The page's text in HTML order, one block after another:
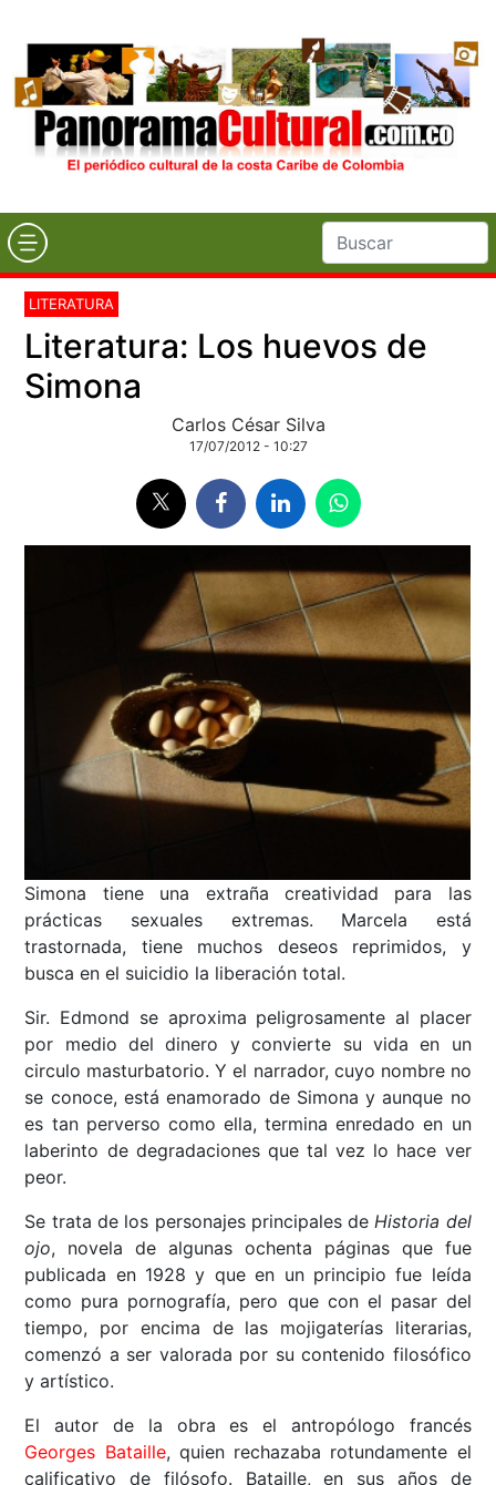
LITERATURA
Literatura: Los huevos de
Simona
Carlos César Silva
17/07/2012 - 10:27
Simona tiene una extraña creatividad para las
prácticas sexuales extremas. Marcela está
trastornada, tiene muchos deseos reprimidos, y
busca en el suicidio la liberación total.
Sir. Edmond se aproxima peligrosamente al placer
por medio del dinero y convierte su vida en un
circulo masturbatorio. Y el narrador, cuyo nombre no
se conoce, está enamorado de Simona y aunque no
es tan perverso como ella, termina enredado en un
laberinto de degradaciones que tal vez lo hace ver
peor.
Se trata de los personajes principales de Historia del
ojo, novela de algunas ochenta páginas que fue
publicada en 1928 y que en un principio fue leída
como pura pornografía, pero que con el pasar del
tiempo, por encima de las mojigaterías literarias,
comenzó a ser valorada por su contenido filosófico
y artístico.
El autor de la obra es el antropólogo francés
Georges Bataille, quien rechazaba rotundamente el
calificativo de filósofo. Bataille, en sus años de